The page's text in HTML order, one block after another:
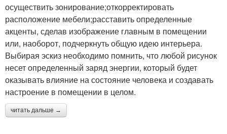
осуществить зонирование;откорректировать
расположение мебели;расставить определенные
акценты, сделав изображение главным в помещении
или, наоборот, подчеркнуть общую идею интерьера.
Выбирая эскиз необходимо помнить, что любой рисунок
несет определенный заряд энергии, который будет
оказывать влияние на состояние человека и создавать
настроение в помещении в целом.
читать дальше →